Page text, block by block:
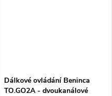
Dálkové ovládání Beninca
TO.GO2A - dvoukanálové